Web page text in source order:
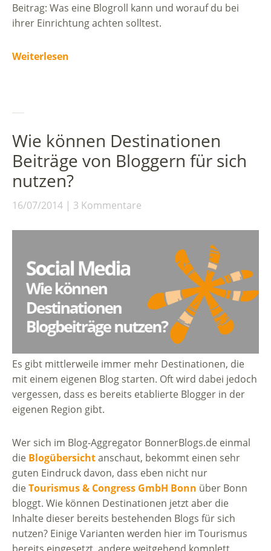
Beitrag: Was eine Blogroll kann und worauf du bei
ihrer Einrichtung achten solltest.
Weiterlesen
Wie können Destinationen
Beiträge von Bloggern für sich
nutzen?
16/07/2014 3 Kommentare
Es gibt mittlerweile immer mehr Destinationen, die
mit einem eigenen Blog starten. Oft wird dabei jedoch
vergessen, dass es bereits etablierte Blogger in der
eigenen Region gibt.
Wer sich im Blog-Aggregator BonnerBlogs.de einmal
die Blogübersichtanschaut, bekommt einen sehr
guten Eindruck davon, dass eben nicht nur
dieTourismus & Congress GmbH Bonn über Bonn
bloggt. Wie können Destinationen jetzt aber die
Inhalte dieser bereits bestehenden Blogs für sich
nutzen? Einige Varianten werden hier im Tourismus